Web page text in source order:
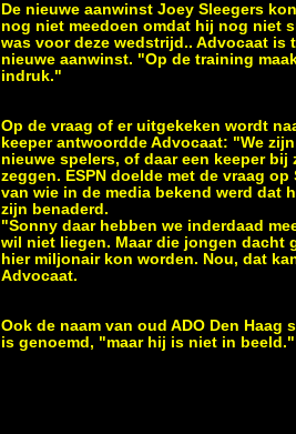
De nieuwe aanwinst Joey Sleegers
nog niet meedoen omdat hij nog niet
was voor deze wedstrijd.. Advocaat is
nieuwe aanwinst. "Op de training
indruk."
Op de vraag of er uitgekeken wordt
keeper antwoordde Advocaat: "We
nieuwe spelers, of daar een keeper bij
zeggen. ESPN doelde met de vraag
van wie in de media bekend werd dat
zijn benaderd.
"Sonny daar hebben we inderdaad
wil niet liegen. Maar die jongen dacht
hier miljonair kon worden. Nou, dat
Advocaat.
Ook de naam van oud ADO Den
is genoemd, "maar hij is niet in beeld."